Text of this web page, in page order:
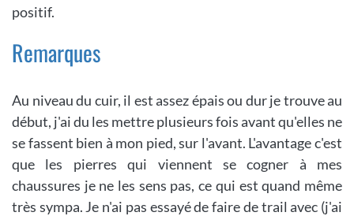
positif.
Remarques
Au niveau du cuir, il est assez épais ou dur je trouve au
début, j'ai du les mettre plusieurs fois avant qu'elles ne
se fassent bien à mon pied, sur l'avant. L'avantage c'est
que les pierres qui viennent se cogner à mes
chaussures je ne les sens pas, ce qui est quand même
très sympa. Je n'ai pas essayé de faire de trail avec (j'ai